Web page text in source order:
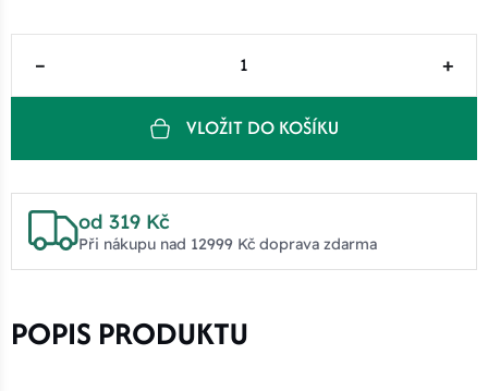
– +
VLOŽIT DO KOŠÍKU
od 319 Kč
Při nákupu nad 12999 Kč doprava zdarma
POPIS PRODUKTU